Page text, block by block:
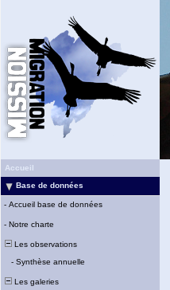
Accueil
Base de données
- Accueil base de données
- Notre charte
Les observations
- Synthèse annuelle
Les galeries